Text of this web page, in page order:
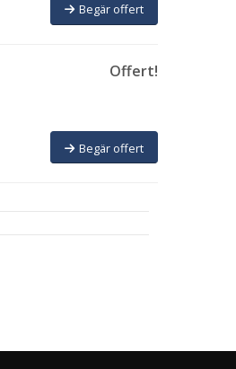
Begär offert
Offert!
Begär offert